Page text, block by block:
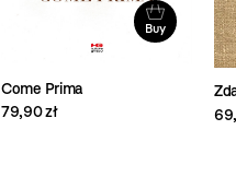
Buy
Come Prima
79,90 zł